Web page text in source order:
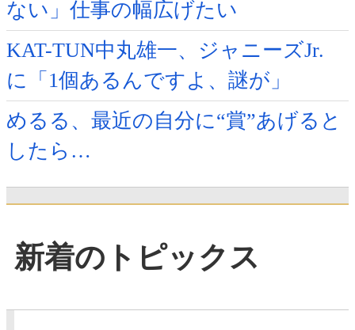
ない」仕事の幅広げたい
KAT-TUN中丸雄一、ジャニーズJr.
に「1個あるんですよ、謎が」
めるる、最近の自分に“賞”あげると
したら…
新着のトピックス